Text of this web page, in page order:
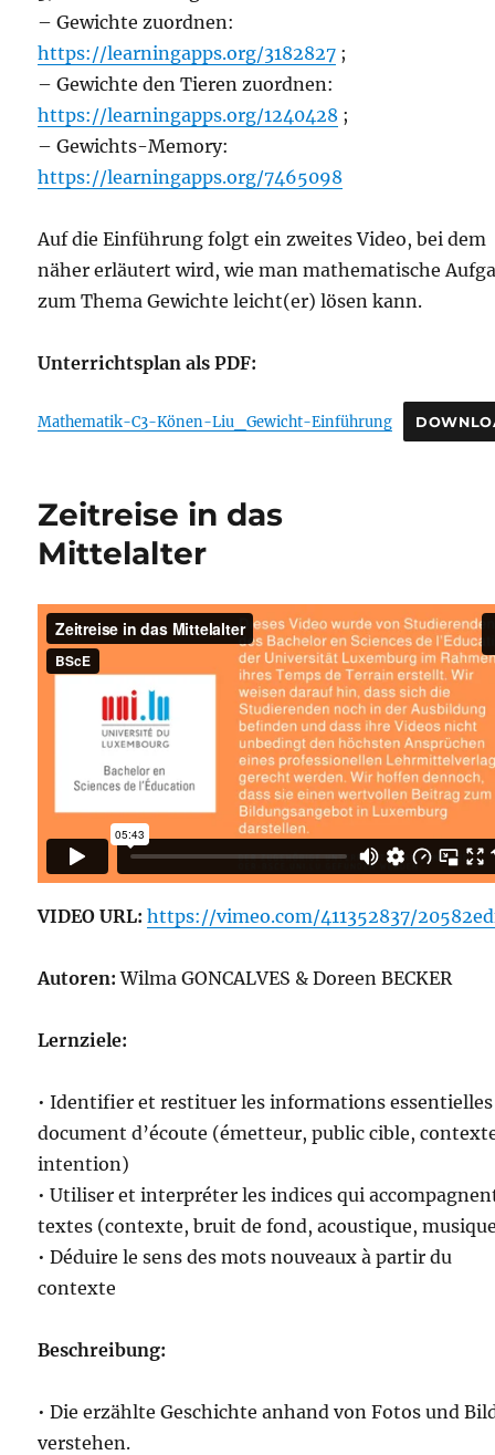
– Gewichte zuordnen:
https://learningapps.org/3182827 ;
– Gewichte den Tieren zuordnen:
https://learningapps.org/1240428 ;
– Gewichts-Memory:
https://learningapps.org/7465098
Auf die Einführung folgt ein zweites Video, bei dem
näher erläutert wird, wie man mathematische
zum Thema Gewichte leicht(er) lösen kann.
Unterrichtsplan als PDF:
Mathematik-C3-Könen-Liu_Gewicht-Einführung
Zeitreise in das
Mittelalter
VIDEO URL: https://vimeo.com/411352837/
Autoren: Wilma GONCALVES & Doreen BECKER
Lernziele:
• Identifier et restituer les informations
document d’écoute (émetteur, public cible,
intention)
• Utiliser et interpréter les indices qui
textes (contexte, bruit de fond, acoustique,
• Déduire le sens des mots nouveaux à partir du
contexte
Beschreibung:
• Die erzählte Geschichte anhand von Fotos und
verstehen.